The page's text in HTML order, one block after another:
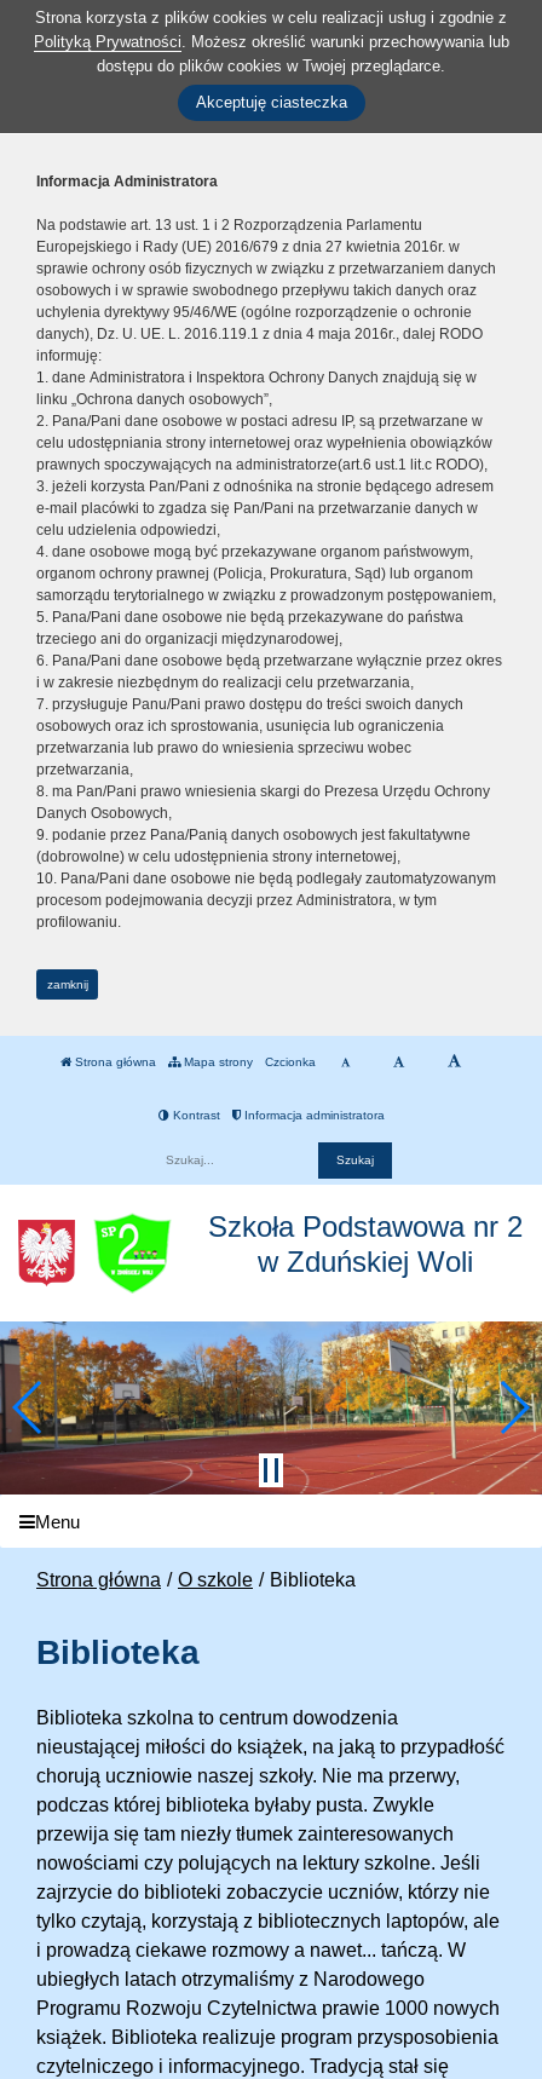
Strona korzysta z plików cookies w celu realizacji usług i zgodnie z
Polityką Prywatności. Możesz określić warunki przechowywania lub
dostępu do plików cookies w Twojej przeglądarce.
Akceptuję ciasteczka
Informacja Administratora
Na podstawie art. 13 ust. 1 i 2 Rozporządzenia Parlamentu
Europejskiego i Rady (UE) 2016/679 z dnia 27 kwietnia 2016r. w
sprawie ochrony osób fizycznych w związku z przetwarzaniem danych
osobowych i w sprawie swobodnego przepływu takich danych oraz
uchylenia dyrektywy 95/46/WE (ogólne rozporządzenie o ochronie
danych), Dz. U. UE. L. 2016.119.1 z dnia 4 maja 2016r., dalej RODO
informuję:
1. dane Administratora i Inspektora Ochrony Danych znajdują się w
linku „Ochrona danych osobowych”,
2. Pana/Pani dane osobowe w postaci adresu IP, są przetwarzane w
celu udostępniania strony internetowej oraz wypełnienia obowiązków
prawnych spoczywających na administratorze(art.6 ust.1 lit.c RODO),
3. jeżeli korzysta Pan/Pani z odnośnika na stronie będącego adresem
e-mail placówki to zgadza się Pan/Pani na przetwarzanie danych w
celu udzielenia odpowiedzi,
4. dane osobowe mogą być przekazywane organom państwowym,
organom ochrony prawnej (Policja, Prokuratura, Sąd) lub organom
samorządu terytorialnego w związku z prowadzonym postępowaniem,
5. Pana/Pani dane osobowe nie będą przekazywane do państwa
trzeciego ani do organizacji międzynarodowej,
6. Pana/Pani dane osobowe będą przetwarzane wyłącznie przez okres
i w zakresie niezbędnym do realizacji celu przetwarzania,
7. przysługuje Panu/Pani prawo dostępu do treści swoich danych
osobowych oraz ich sprostowania, usunięcia lub ograniczenia
przetwarzania lub prawo do wniesienia sprzeciwu wobec
przetwarzania,
8. ma Pan/Pani prawo wniesienia skargi do Prezesa Urzędu Ochrony
Danych Osobowych,
9. podanie przez Pana/Panią danych osobowych jest fakultatywne
(dobrowolne) w celu udostępnienia strony internetowej,
10. Pana/Pani dane osobowe nie będą podlegały zautomatyzowanym
procesom podejmowania decyzji przez Administratora, w tym
profilowaniu.
zamknij
Strona główna Mapa strony Czcionka
Kontrast Informacja administratora
Szkoła Podstawowa nr 2
w Zduńskiej Woli
Menu
Strona główna O szkole Biblioteka
Biblioteka
Biblioteka szkolna to centrum dowodzenia
nieustającej miłości do książek, na jaką to przypadłość
chorują uczniowie naszej szkoły. Nie ma przerwy,
podczas której biblioteka byłaby pusta. Zwykle
przewija się tam niezły tłumek zainteresowanych
nowościami czy polujących na lektury szkolne. Jeśli
zajrzycie do biblioteki zobaczycie uczniów, którzy nie
tylko czytają, korzystają z bibliotecznych laptopów, ale
i prowadzą ciekawe rozmowy a nawet... tańczą. W
ubiegłych latach otrzymaliśmy z Narodowego
Programu Rozwoju Czytelnictwa prawie 1000 nowych
książek. Biblioteka realizuje program przysposobienia
czytelniczego i informacyjnego. Tradycją stał się